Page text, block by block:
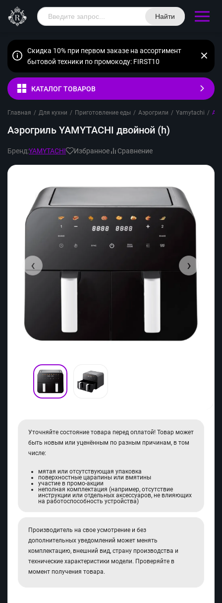
Найти
Скидка 10% при первом заказе на ассортимент
бытовой техники по промокоду: FIRST10
КАТАЛОГ ТОВАРОВ
Главная / Для кухни / Приготовление еды / Аэрогрили / Yamytachi /
Аэрогриль YAMYTACHI двойной (h)
Бренд:YAMYTACHI Избранное Сравнение
‹ ›
Уточняйте состояние товара перед оплатой! Товар может
быть новым или уценённым по разным причинам, в том
числе:
мятая или отсутствующая упаковка
поверхностные царапины или вмятины
участие в промо-акции
неполная комплектация (например, отсутствие
инструкции или отдельных аксессуаров, не влияющих
на работоспособность устройства)
Производитель на свое усмотрение и без
дополнительных уведомлений может менять
комплектацию, внешний вид, страну производства и
технические характеристики модели. Проверяйте в
момент получения товара.